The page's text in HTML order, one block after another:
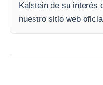
Kalstein de su interés
nuestro sitio web